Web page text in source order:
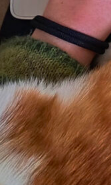
Bis
gemacht, und
Ich brauchte eine
sie geliefert.
gibt es ein paar kurze
erhoffe.